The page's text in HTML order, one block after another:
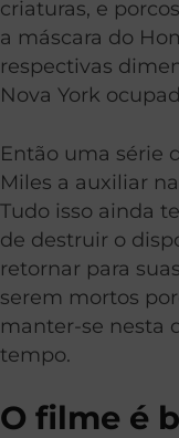
criaturas, e
a máscara do
respectivas
Nova York
Então uma série
Miles a auxiliar
Tudo isso ainda
de destruir o
retornar para
serem mortos
manter-se nesta
tempo.
O filme é